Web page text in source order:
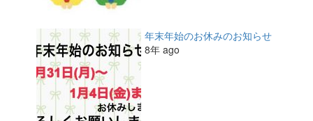
年末年始のお休みのお知らせ
8年 ago